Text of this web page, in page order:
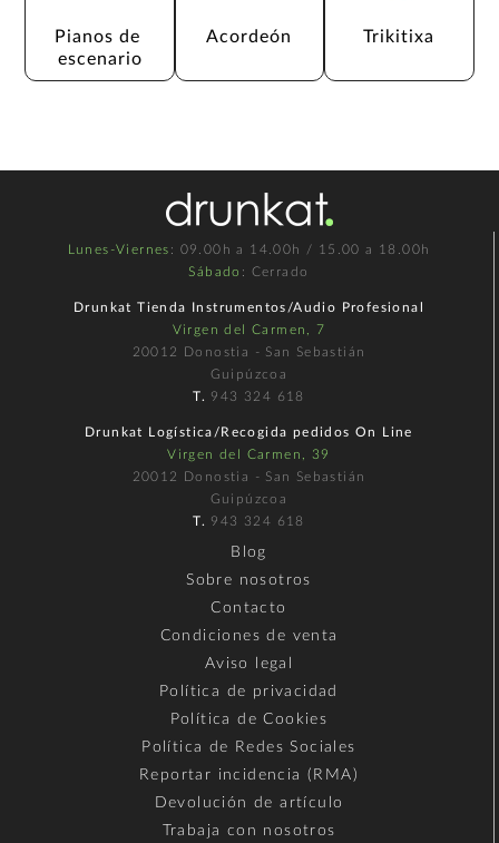
Pianos de
escenario
Acordeón Trikitixa
Lunes-Viernes : 09.00h a 14.00h / 15.00 a 18.00h
Sábado : Cerrado
Drunkat Tienda Instrumentos/Audio Profesional
Virgen del Carmen, 7
20012 Donostia - San Sebastián
Guipúzcoa
T. 943 324 618
Drunkat Logística/Recogida pedidos On Line
Virgen del Carmen, 39
20012 Donostia - San Sebastián
Guipúzcoa
T. 943 324 618
Blog
Sobre nosotros
Contacto
Condiciones de venta
Aviso legal
Política de privacidad
Política de Cookies
Política de Redes Sociales
Reportar incidencia (RMA)
Devolución de artículo
Trabaja con nosotros